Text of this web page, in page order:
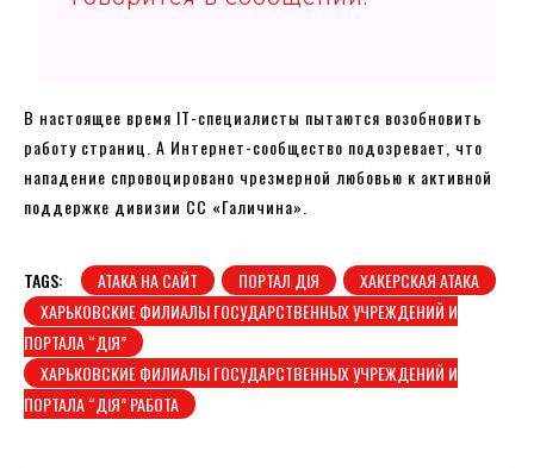
В настоящее время IT-специалисты пытаются возобновить
работу страниц. А Интернет-сообщество подозревает, что
нападение спровоцировано чрезмерной любовью к активной
поддержке дивизии СС «Галичина».
TAGS: АТАКА НА САЙТ ПОРТАЛ ДІЯ
ХАКЕРСКАЯ АТАКА
ХАРЬКОВСКИЕ ФИЛИАЛЫ ГОСУДАРСТВЕННЫХ УЧРЕЖДЕНИЙ И
ПОРТАЛА “ДІЯ”
ХАРЬКОВСКИЕ ФИЛИАЛЫ ГОСУДАРСТВЕННЫХ УЧРЕЖДЕНИЙ И
ПОРТАЛА “ДІЯ” РАБОТА